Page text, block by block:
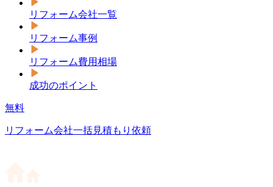
リフォーム会社一覧
リフォーム事例
リフォーム費用相場
成功のポイント
無料
リフォーム会社一括見積もり依頼